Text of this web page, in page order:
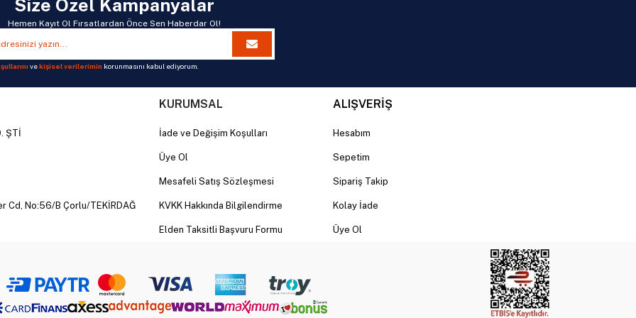
teknolojilerle geliştirilen saç kurutma makineleri hızlı ve etkili kurutma performansı sunmaktadır.
Kurutma Makineleri
için geliştirilen modeller yüksek motor gücü ve uzun ömürlü performans özellikleri sayesinde dikkat çekmektedir.
Teknolojisi
Seçerken Nelere Dikkat Edilmeli?
Saç Kurutucular
saç kurutucular hızlı kurutma ve kolay kullanım avantajı sağlayarak günlük bakım rutinlerini daha pratik hale getirmektedir.
Size Özel Kampanyalar
Hemen Kayıt Ol Fırsatlardan Önce Sen Haberdar Ol!
vekişisel verilerimin korunmasını kabul ediyorum.
ŞTİ
Cd, No:56/B Çorlu/TEKİRDAĞ
KURUMSAL
İade ve Değişim Koşulları
Üye Ol
Mesafeli Satış Sözleşmesi
KVKK Hakkında Bilgilendirme
Elden Taksitli Başvuru Formu
ALIŞVERİŞ
Hesabım
Sepetim
Sipariş Takip
Kolay İade
Üye Ol